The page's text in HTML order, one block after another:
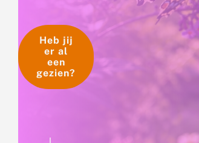
Heb jij
er al
een
gezien?